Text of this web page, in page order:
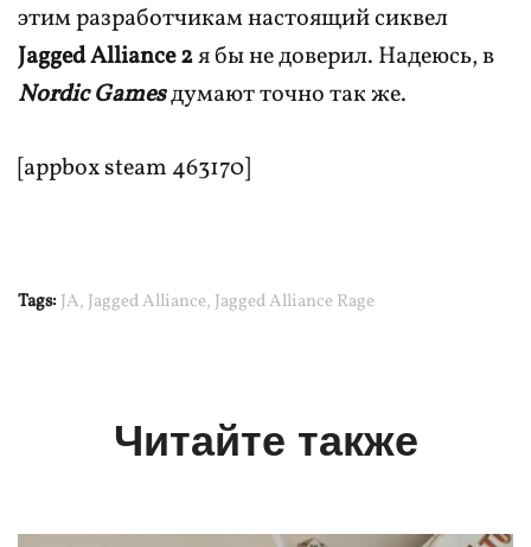
этим разработчикам настоящий сиквел
Jagged Alliance 2я бы не доверил. Надеюсь, в
Nordic Gamesдумают точно так же.
[appbox steam 463170]
Tags:JA, Jagged Alliance, Jagged Alliance Rage
Читайте также